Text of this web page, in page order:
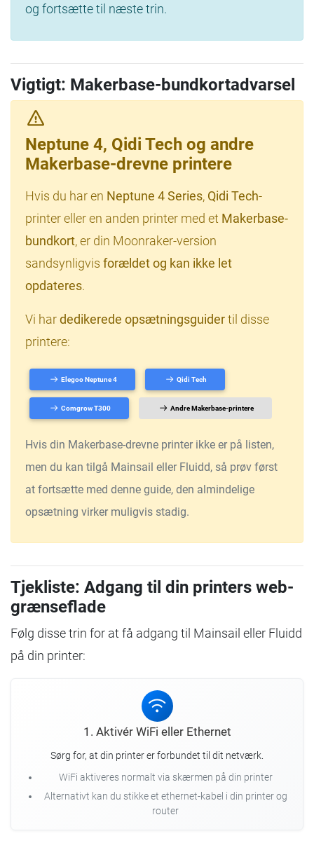
og fortsætte til næste trin.
Vigtigt: Makerbase-bundkortadvarsel
Neptune 4, Qidi Tech og andre
Makerbase-drevne printere
Hvis du har en Neptune 4 Series, Qidi Tech-
printer eller en anden printer med et Makerbase-
bundkort, er din Moonraker-version
sandsynligvis forældet og kan ikke let
opdateres.
Vi hardedikerede opsætningsguidertil disse
printere:
Elegoo Neptune 4 Qidi Tech
Comgrow T300 Andre Makerbase-printere
Hvis din Makerbase-drevne printer ikke er på listen,
men du kan tilgå Mainsail eller Fluidd, så prøv først
at fortsætte med denne guide, den almindelige
opsætning virker muligvis stadig.
Tjekliste: Adgang til din printers web-
grænseflade
Følg disse trin for at få adgang til Mainsail eller Fluidd
på din printer:
1. Aktivér WiFi eller Ethernet
Sørg for, at din printer er forbundet til dit netværk.
WiFi aktiveres normalt via skærmen på din printer
Alternativt kan du stikke et ethernet-kabel i din printer og
router